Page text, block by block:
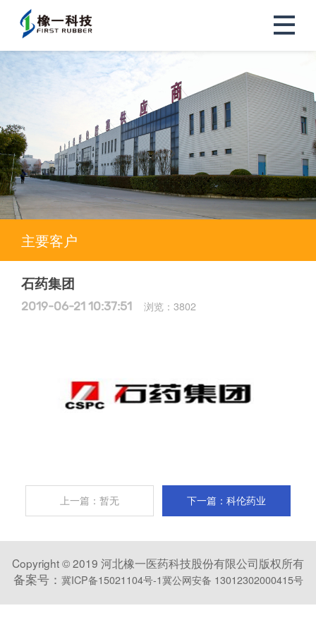
主要客户
石药集团
2019-06-21 10:37:51 浏览： 3802
上一篇：暂无 下一篇：科伦药业
Copyright © 2019 河北橡一医药科技股份有限公司版权所有
备案号： 冀ICP备15021104号-1冀公网安备 13012302000415号